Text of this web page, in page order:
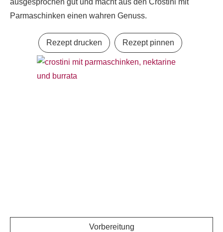
ausgesprochen gut und macht aus den Crostini mit
Parmaschinken einen wahren Genuss.
Rezept drucken Rezept pinnen
Vorbereitung